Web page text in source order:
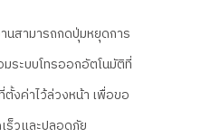
นสามารถกดปุ่มหยุดการ
ระบบโทรออกอัตโนมัติที่
ตั้งค่าไว้ล่วงหน้า เพื่อขอ
ร็วและปลอดภัย